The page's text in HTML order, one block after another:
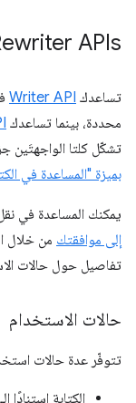
APIs
تساعدك Writer API
محددة، بينما تساعدك
تشكّل كلتا الواجهتَين
بميزة "المساعدة في
يمكنك المساعدة في نقل
إلى موافقتك من خلال
تفاصيل حول حالات
حالات الاستخدام
تتوفّر عدة حالات
الكتابة